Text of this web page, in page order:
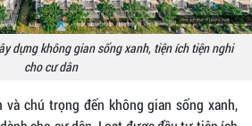
dựng không gian sống xanh, tiện ích tiện nghi
cho cư dân
và chú trọng đến không gian sống xanh,